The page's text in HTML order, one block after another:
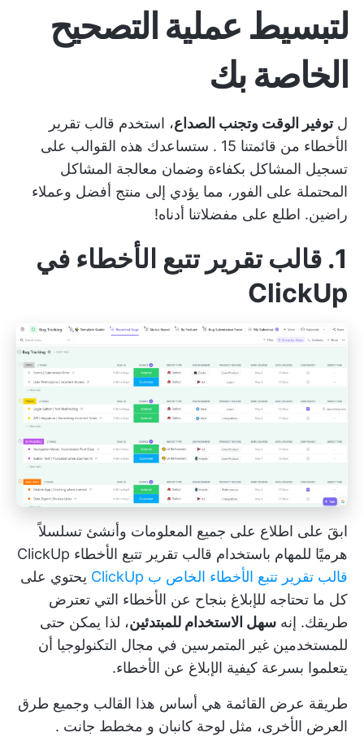
لتبسيط عملية التصحيح
الخاصة بك
لتوفير الوقت وتجنب الصداع، استخدم قالب تقرير
الأخطاء من قائمتنا 15 . ستساعدك هذه القوالب على
تسجيل المشاكل بكفاءة وضمان معالجة المشاكل
المحتملة على الفور، مما يؤدي إلى منتج أفضل وعملاء
راضين. اطلع على مفضلاتنا أدناه!
1. قالب تقرير تتبع الأخطاء في
ClickUp
ابقَ على اطلاع على جميع المعلومات وأنشئ تسلسلاً
هرميًا للمهام باستخدام قالب تقرير تتبع الأخطاء ClickUp
قالب تقرير تتبع الأخطاء الخاص ب ClickUp
يحتوي على
كل ما تحتاجه للإبلاغ بنجاح عن الأخطاء التي تعترض
طريقك. إنه سهل الاستخدام للمبتدئين، لذا يمكن حتى
للمستخدمين غير المتمرسين في مجال التكنولوجيا أن
يتعلموا بسرعة كيفية الإبلاغ عن الأخطاء.
طريقة عرض القائمة هي أساس هذا القالب وجميع طرق
العرض الأخرى، مثل لوحة كانبان و مخطط جانت .